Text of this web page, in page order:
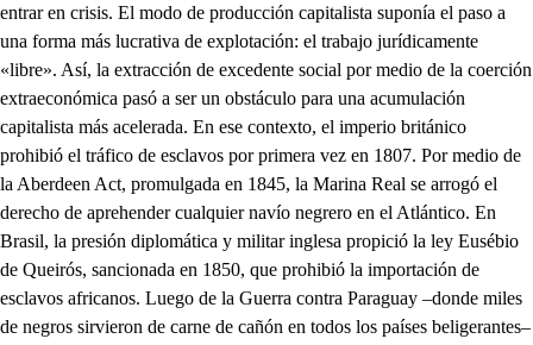
entrar en crisis. El modo de producción capitalista suponía el paso a
una forma más lucrativa de explotación: el trabajo jurídicamente
«libre». Así, la extracción de excedente social por medio de la coerción
extraeconómica pasó a ser un obstáculo para una acumulación
capitalista más acelerada. En ese contexto, el imperio británico
prohibió el tráfico de esclavos por primera vez en 1807. Por medio de
la Aberdeen Act, promulgada en 1845, la Marina Real se arrogó el
derecho de aprehender cualquier navío negrero en el Atlántico. En
Brasil, la presión diplomática y militar inglesa propició la ley Eusébio
de Queirós, sancionada en 1850, que prohibió la importación de
esclavos africanos. Luego de la Guerra contra Paraguay –donde miles
de negros sirvieron de carne de cañón en todos los países beligerantes–